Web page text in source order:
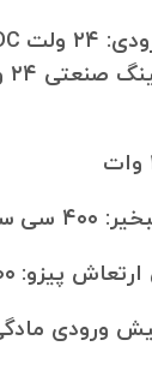
در هر ساعت
پیزو: ۱۷۰۰ کیلوهرتز
ورودی